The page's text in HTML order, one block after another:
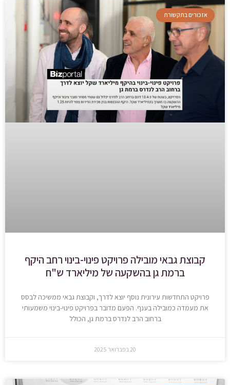
אזכורים בתקשורת
קבוצת גבאי מובילה פרויקט פינוי-בינוי רחב היקף
ברמת גן בהשקעה של מיליארד ש"ח
פרויקט התחדשות עירונית נוסף יוצא לדרך, וקבוצת גבאי ממשיכה לבסס
את מעמדה כמובילה בענף. הפעם מדובר בפרויקט פינוי-בינוי משמעותי
ברחוב הרב לנדרס ברמת גן, הכולל
20 בפברואר 2025